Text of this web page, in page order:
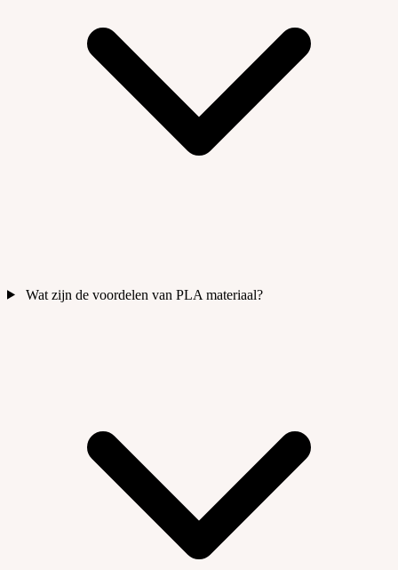
Wat zijn de voordelen van PLA materiaal?